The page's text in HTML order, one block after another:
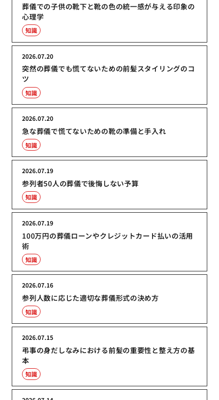
葬儀での子供の靴下と靴の色の統一感が与える印象の
心理学
知識
突然の葬儀でも慌てないための前髪スタイリングのコ
ツ
2026.07.20
知識
急な葬儀で慌てないための靴の準備と手入れ
2026.07.20
知識
参列者50人の葬儀で後悔しない予算
2026.07.19
知識
100万円の葬儀ローンやクレジットカード払いの活用
術
2026.07.19
知識
参列人数に応じた適切な葬儀形式の決め方
2026.07.16
知識
弔事の身だしなみにおける前髪の重要性と整え方の基
本
2026.07.15
知識